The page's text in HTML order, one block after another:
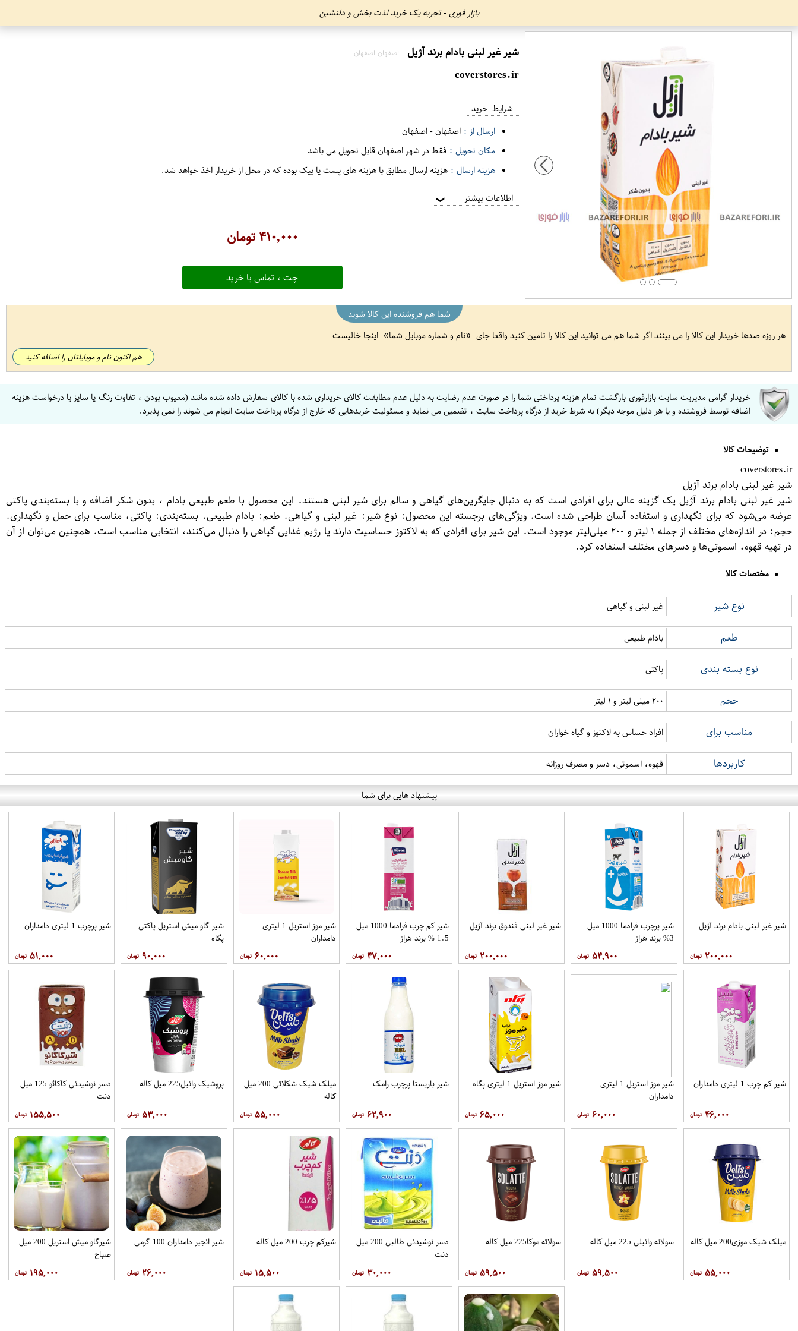
بازار فوری - تجربه یک خرید لذت بخش و دلنشین
شیر غیر لبنی بادام برند آژیل اصفهان اصفهان
coverstores.ir
شرایط خرید
ارسال از : اصفهان-اصفهان
مکان تحویل : فقط در شهر اصفهان قابل تحویل می باشد
هزینه ارسال : هزینه ارسال مطابق با هزینه های پست یا پیک بوده که در محل از خریدار اخذ خواهد شد.
اطلاعات بیشتر ❯
۴۱۰,۰۰۰تومان
چت ، تماس یا خرید
شما هم فروشنده این کالا شوید
هر روزه صدها خریدار این کالا را می بینند اگر شما هم می توانید این کالا را تامین کنید واقعا جای
نام و شماره موبایل شما اینجا خالیست
هم اکنون نام و موبایلتان را اضافه کنید
خریدار گرامی مدیریت سایت بازارفوری بازگشت تمام هزینه پرداختی شما را در صورت عدم رضایت به دلیل عدم مطابقت کالای خریداری شده با کالای سفارش داده شده مانند (معیوب بودن ، تفاوت رنگ یا سایز یا درخواست هزینه
اضافه توسط فروشنده و یا هر دلیل موجه دیگر) به شرط خرید از درگاه پرداخت سایت ، تضمین می نماید و مسئولیت خریدهایی که خارج از درگاه پرداخت سایت انجام می شوند را نمی پذیرد.
توضیحات کالا
coverstores.ir
شیر غیر لبنی بادام برند آژیل
شیر غیر لبنی بادام برند آژیل یک گزینه عالی برای افرادی است که به دنبال جایگزین‌های گیاهی و سالم برای شیر لبنی هستند. این محصول با طعم طبیعی بادام ، بدون شکر اضافه و با بسته‌بندی پاکتی
عرضه می‌شود که برای نگهداری و استفاده آسان طراحی شده است. ویژگی‌های برجسته این محصول: نوع شیر: غیر لبنی و گیاهی. طعم: بادام طبیعی. بسته‌بندی: پاکتی، مناسب برای حمل و نگهداری.
حجم: در اندازه‌های مختلف از جمله ۱ لیتر و ۲۰۰ میلی‌لیتر موجود است. این شیر برای افرادی که به لاکتوز حساسیت دارند یا رژیم غذایی گیاهی را دنبال می‌کنند، انتخابی مناسب است. همچنین می‌توان از آن
در تهیه قهوه، اسموتی‌ها و دسرهای مختلف استفاده کرد.
مختصات کالا
نوع شیر غیر لبنی و گیاهی
طعم بادام طبیعی
نوع بسته بندی پاکتی
حجم ۲۰۰ میلی لیتر و ۱ لیتر
مناسب برای افراد حساس به لاکتوز و گیاه خواران
کاربردها قهوه، اسموتی، دسر و مصرف روزانه
پیشنهاد هایی برای شما
شیر غیر لبنی بادام برند آژیل
۲۰۰,۰۰۰
شیر پرچرب فرادما 1000 میل
3% برند هراز
۵۴,۹۰۰
شیر غیر لبنی فندوق برند آژیل
۲۰۰,۰۰۰
شیر کم چرب فرادما 1000 میل
1.5 % برند هراز
۴۷,۰۰۰
شیر موز استریل 1 لیتری
دامداران
۶۰,۰۰۰
شیر گاو میش استریل پاکتی
پگاه
۹۰,۰۰۰
شیر پرچرب 1 لیتری دامداران
۵۱,۰۰۰
شیر کم چرب 1 لیتری دامداران
۴۶,۰۰۰
شیر موز استریل 1 لیتری
دامداران
۶۰,۰۰۰
شیر موز استریل 1 لیتری پگاه
۶۵,۰۰۰
شیر باریستا پرچرب رامک
۶۲,۹۰۰
میلک شیک شکلاتی 200 میل
کاله
۵۵,۰۰۰
پروشیک وانیل225 میل کاله
۵۳,۰۰۰
دسر نوشیدنی کاکائو 125 میل
دنت
۱۵۵,۵۰۰
میلک شیک موزی200 میل کاله
۵۵,۰۰۰
سولاته وانیلی 225 میل کاله
۵۹,۵۰۰
سولاته موکا225 میل کاله
۵۹,۵۰۰
دسر نوشیدنی طالبی 200 میل
دنت
۳۰,۰۰۰
شیرکم چرب 200 میل کاله
۱۵,۵۰۰
شیر انجیر دامداران 100 گرمی
۲۶,۰۰۰
شیرگاو میش استریل 200 میل
صباح
۱۹۵,۰۰۰